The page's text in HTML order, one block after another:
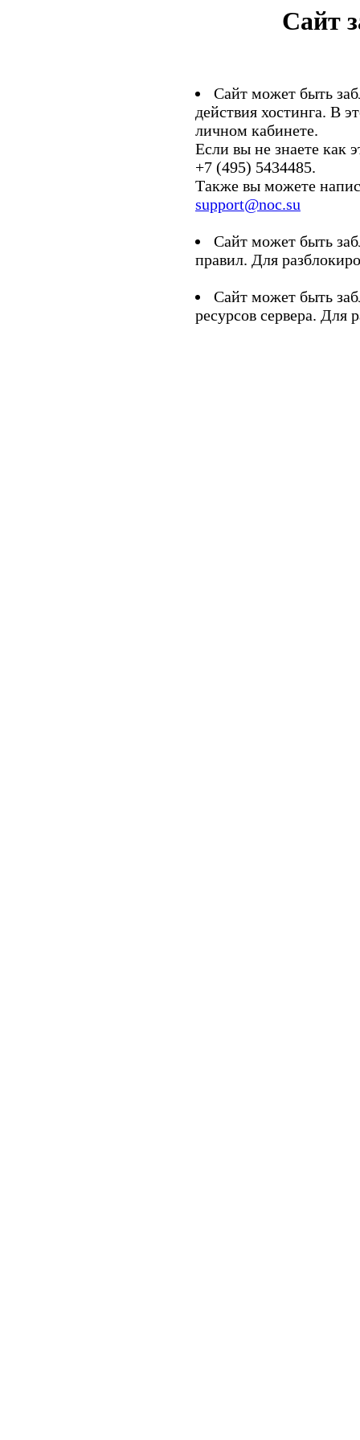
Сайт
Сайт может быть
действия хостинга. В
личном кабинете.
Если вы не знаете как
+7 (495) 5434485.
Также вы можете
support@noc.su
Сайт может быть
правил. Для
Сайт может быть
ресурсов сервера. Для